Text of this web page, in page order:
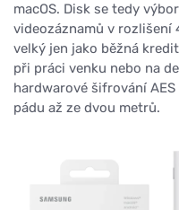
macOS. Disk se tedy
videozáznamů v
velký jen jako běžná
při práci venku nebo na
hardwarové šifrování
pádu až ze dvou metrů.